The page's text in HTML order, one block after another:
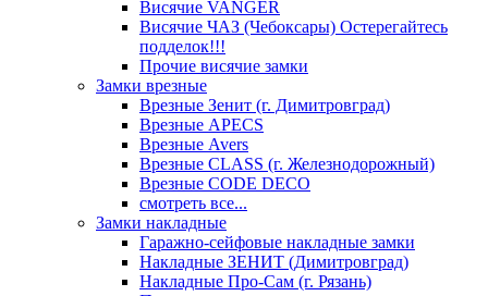
Висячие VANGER
Висячие ЧАЗ (Чебоксары) Остерегайтесь
подделок!!!
Прочие висячие замки
Замки врезные
Врезные Зенит (г. Димитровград)
Врезные APECS
Врезные Avers
Врезные CLASS (г. Железнодорожный)
Врезные CODE DECO
смотреть все...
Замки накладные
Гаражно-сейфовые накладные замки
Накладные ЗЕНИТ (Димитровград)
Накладные Про-Сам (г. Рязань)